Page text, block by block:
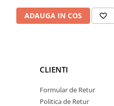
ADAUGA IN COS
CLIENTI
Formular de Retur
Politica de Retur